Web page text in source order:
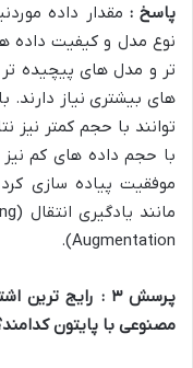
پاسخ : مقدار داده
نوع مدل و کیفیت داده
تر و مدل های پیچیده
های بیشتری نیاز دارند.
توانند با حجم کمتر نیز
با حجم داده های کم
موفقیت پیاده سازی
Augmentation).
پرسش۳ : رایج ترین
مصنوعی با پایتون